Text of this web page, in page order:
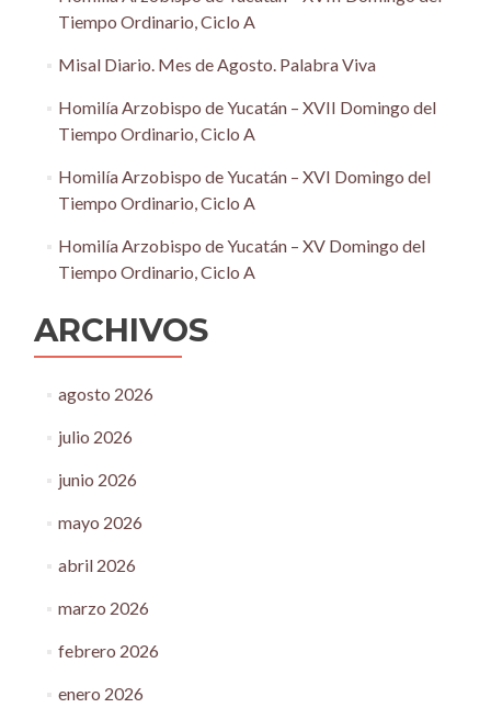
Tiempo Ordinario, Ciclo A
Misal Diario. Mes de Agosto. Palabra Viva
Homilía Arzobispo de Yucatán – XVII Domingo del
Tiempo Ordinario, Ciclo A
Homilía Arzobispo de Yucatán – XVI Domingo del
Tiempo Ordinario, Ciclo A
Homilía Arzobispo de Yucatán – XV Domingo del
Tiempo Ordinario, Ciclo A
ARCHIVOS
agosto 2026
julio 2026
junio 2026
mayo 2026
abril 2026
marzo 2026
febrero 2026
enero 2026